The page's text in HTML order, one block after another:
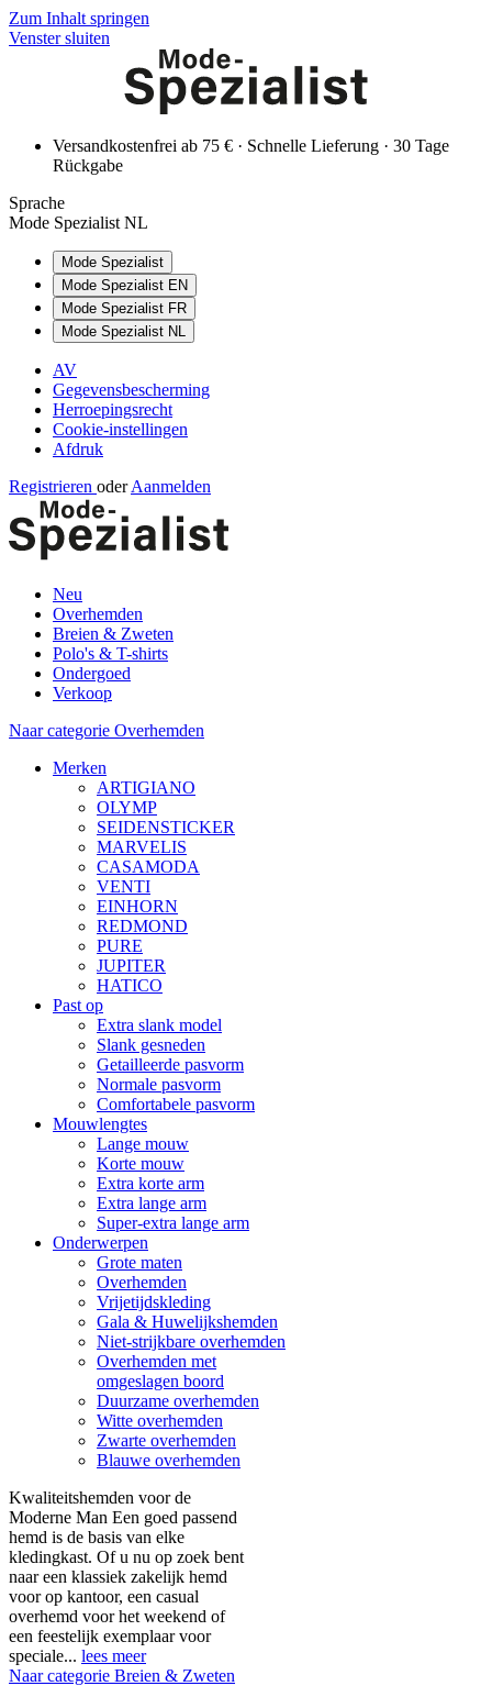
Zum Inhalt springen
Venster sluiten
Versandkostenfrei ab 75 € · Schnelle Lieferung · 30 Tage
Rückgabe
Sprache
Mode Spezialist NL
Mode Spezialist
Mode Spezialist EN
Mode Spezialist FR
Mode Spezialist NL
AV
Gegevensbescherming
Herroepingsrecht
Cookie-instellingen
Afdruk
Registrieren oder Aanmelden
Neu
Overhemden
Breien & Zweten
Polo's & T-shirts
Ondergoed
Verkoop
Naar categorie Overhemden
Merken
ARTIGIANO
OLYMP
SEIDENSTICKER
MARVELIS
CASAMODA
VENTI
EINHORN
REDMOND
PURE
JUPITER
HATICO
Past op
Extra slank model
Slank gesneden
Getailleerde pasvorm
Normale pasvorm
Comfortabele pasvorm
Mouwlengtes
Lange mouw
Korte mouw
Extra korte arm
Extra lange arm
Super-extra lange arm
Onderwerpen
Grote maten
Overhemden
Vrijetijdskleding
Gala & Huwelijkshemden
Niet-strijkbare overhemden
Overhemden met
omgeslagen boord
Duurzame overhemden
Witte overhemden
Zwarte overhemden
Blauwe overhemden
Kwaliteitshemden voor de
Moderne Man Een goed passend
hemd is de basis van elke
kledingkast. Of u nu op zoek bent
naar een klassiek zakelijk hemd
voor op kantoor, een casual
overhemd voor het weekend of
een feestelijk exemplaar voor
speciale... lees meer
Naar categorie Breien & Zweten